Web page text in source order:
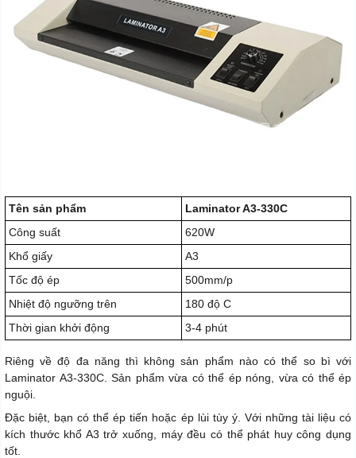
Tên sản phẩm
Laminator A3-330C
Công suất
620W
Khổ giấy
A3
Tốc độ ép
500mm/p
Nhiệt độ ngưỡng trên
180 độ C
Thời gian khởi động
3-4 phút
Riêng về độ đa năng thì không sản phẩm nào có thể so bì với
Laminator A3-330C. Sản phẩm vừa có thể ép nóng, vừa có thể ép
nguội.
Đặc biệt, bạn có thể ép tiến hoặc ép lùi tùy ý. Với những tài liệu có
kích thước khổ A3 trở xuống, máy đều có thể phát huy công dụng
tốt.